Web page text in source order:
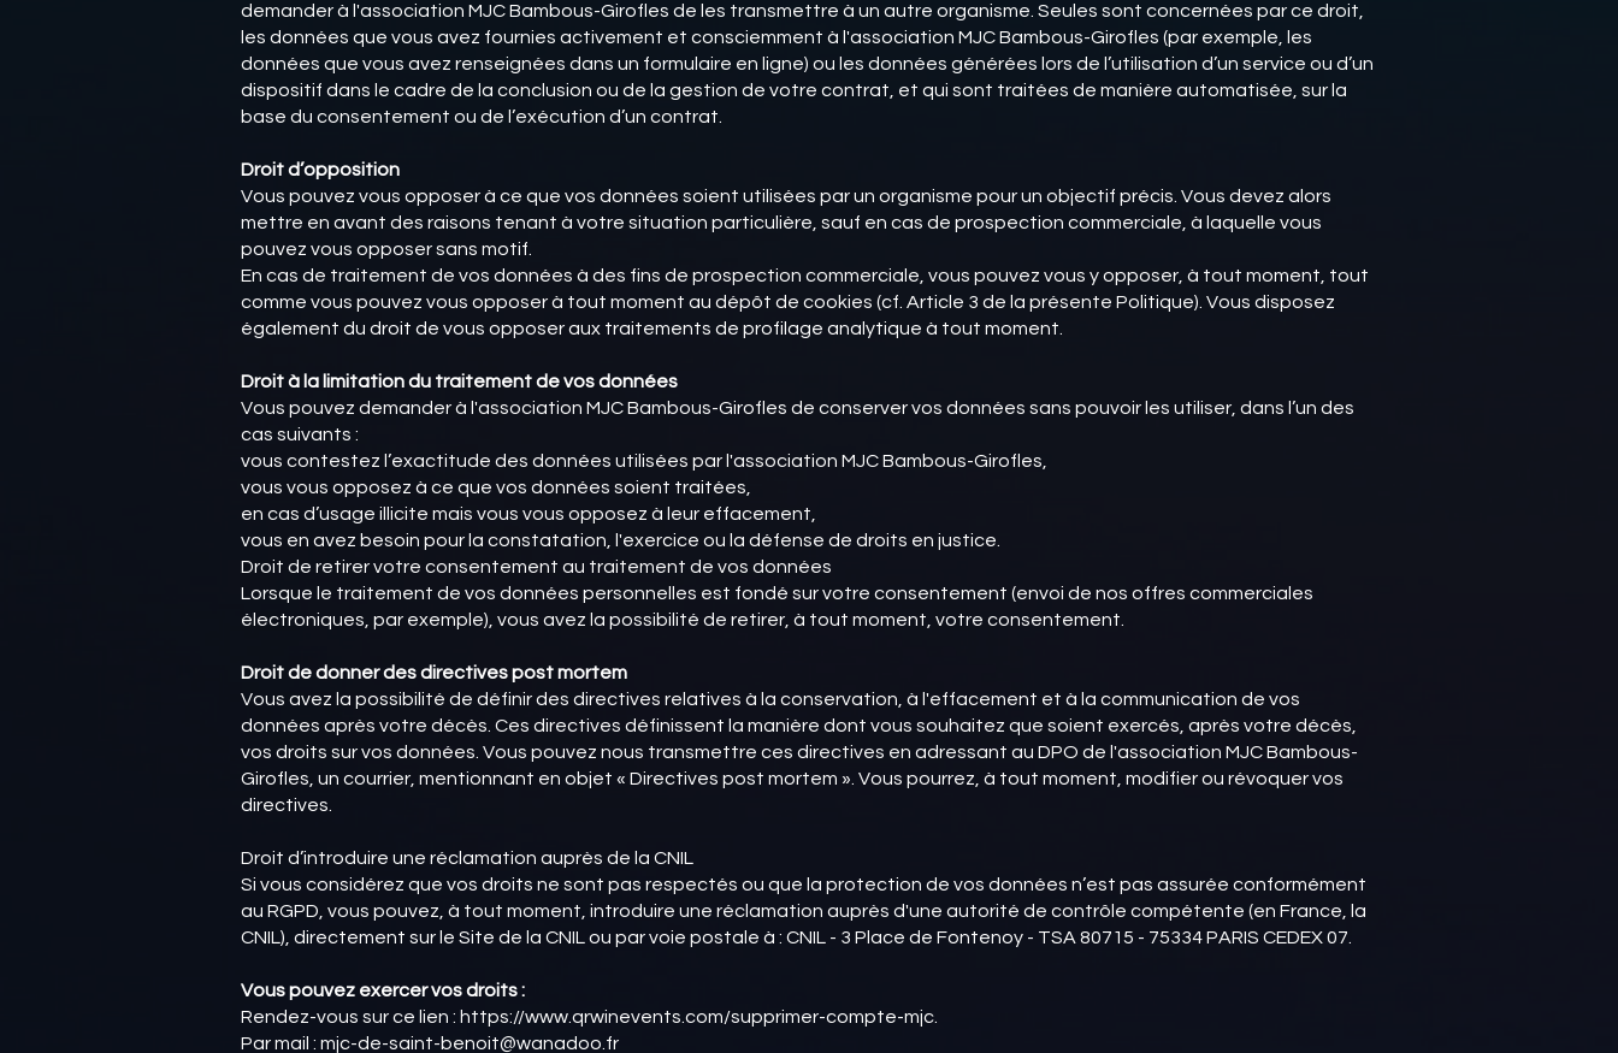
demander à l'association MJC Bambous-Girofles de les transmettre à un autre organisme. Seules sont concernées par ce droit,
les données que vous avez fournies activement et consciemment à l'association MJC Bambous-Girofles (par exemple, les
données que vous avez renseignées dans un formulaire en ligne) ou les données générées lors de l’utilisation d’un service ou d’un
dispositif dans le cadre de la conclusion ou de la gestion de votre contrat, et qui sont traitées de manière automatisée, sur la
base du consentement ou de l’exécution d’un contrat.
Droit d’opposition
Vous pouvez vous opposer à ce que vos données soient utilisées par un organisme pour un objectif précis. Vous devez alors
mettre en avant des raisons tenant à votre situation particulière, sauf en cas de prospection commerciale, à laquelle vous
pouvez vous opposer sans motif.
En cas de traitement de vos données à des fins de prospection commerciale, vous pouvez vous y opposer, à tout moment, tout
comme vous pouvez vous opposer à tout moment au dépôt de cookies (cf. Article 3 de la présente Politique). Vous disposez
également du droit de vous opposer aux traitements de profilage analytique à tout moment.
Droit à la limitation du traitement de vos données
Vous pouvez demander à l'association MJC Bambous-Girofles de conserver vos données sans pouvoir les utiliser, dans l’un des
cas suivants :
vous contestez l’exactitude des données utilisées par l'association MJC Bambous-Girofles,
vous vous opposez à ce que vos données soient traitées,
en cas d’usage illicite mais vous vous opposez à leur effacement,
vous en avez besoin pour la constatation, l'exercice ou la défense de droits en justice.
Droit de retirer votre consentement au traitement de vos données
Lorsque le traitement de vos données personnelles est fondé sur votre consentement (envoi de nos offres commerciales
électroniques, par exemple), vous avez la possibilité de retirer, à tout moment, votre consentement.
Droit de donner des directives post mortem
Vous avez la possibilité de définir des directives relatives à la conservation, à l'effacement et à la communication de vos
données après votre décès. Ces directives définissent la manière dont vous souhaitez que soient exercés, après votre décès,
vos droits sur vos données. Vous pouvez nous transmettre ces directives en adressant au DPO de l'association MJC Bambous-
Girofles, un courrier, mentionnant en objet « Directives post mortem ». Vous pourrez, à tout moment, modifier ou révoquer vos
directives.
Droit d’introduire une réclamation auprès de la CNIL
Si vous considérez que vos droits ne sont pas respectés ou que la protection de vos données n’est pas assurée conformément
au RGPD, vous pouvez, à tout moment, introduire une réclamation auprès d'une autorité de contrôle compétente (en France, la
CNIL), directement sur le Site de la CNIL ou par voie postale à : CNIL - 3 Place de Fontenoy - TSA 80715 - 75334 PARIS CEDEX 07.
Vous pouvez exercer vos droits :
Rendez-vous sur ce lien : https://www.qrwinevents.com/supprimer-compte-mjc.
Par mail : mjc-de-saint-benoit@wanadoo.fr